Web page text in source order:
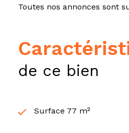
Toutes nos annonces sont
de ce bien
Surface 77 m²